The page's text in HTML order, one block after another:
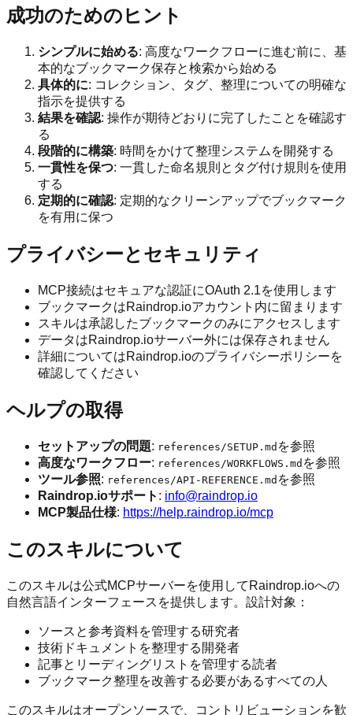
成功のためのヒント
シンプルに始める: 高度なワークフローに進む前に、基
本的なブックマーク保存と検索から始める
具体的に: コレクション、タグ、整理についての明確な
指示を提供する
結果を確認: 操作が期待どおりに完了したことを確認す
る
段階的に構築: 時間をかけて整理システムを開発する
一貫性を保つ: 一貫した命名規則とタグ付け規則を使用
する
定期的に確認: 定期的なクリーンアップでブックマーク
を有用に保つ
プライバシーとセキュリティ
MCP接続はセキュアな認証にOAuth 2.1を使用します
ブックマークはRaindrop.ioアカウント内に留まります
スキルは承認したブックマークのみにアクセスします
データはRaindrop.ioサーバー外には保存されません
詳細についてはRaindrop.ioのプライバシーポリシーを
確認してください
ヘルプの取得
セットアップの問題: references/SETUP.md を参照
高度なワークフロー: references/WORKFLOWS.md を参照
ツール参照: references/API-REFERENCE.md を参照
Raindrop.ioサポート : info@raindrop.io
MCP製品仕様: https://help.raindrop.io/mcp
このスキルについて
このスキルは公式MCPサーバーを使用してRaindrop.ioへの
自然言語インターフェースを提供します。設計対象：
ソースと参考資料を管理する研究者
技術ドキュメントを整理する開発者
記事とリーディングリストを管理する読者
ブックマーク整理を改善する必要があるすべての人
このスキルはオープンソースで、コントリビューションを歓